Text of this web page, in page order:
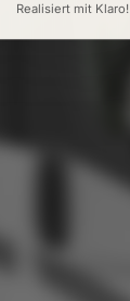
Realisiert mit Klaro!